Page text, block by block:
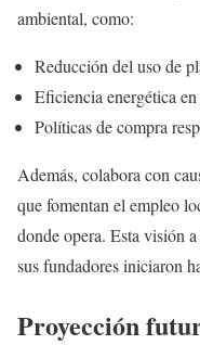
ambiental, como:
Reducción del uso de
Eficiencia energética
Políticas de compra
Además, colabora con
que fomentan el empleo
donde opera. Esta visión
sus fundadores iniciaron
Proyección